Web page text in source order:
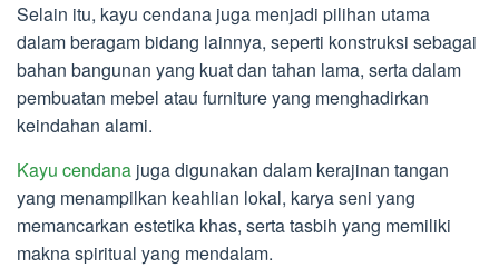
Selain itu, kayu cendana juga menjadi pilihan utama
dalam beragam bidang lainnya, seperti konstruksi sebagai
bahan bangunan yang kuat dan tahan lama, serta dalam
pembuatan mebel atau furniture yang menghadirkan
keindahan alami.
Kayu cendana juga digunakan dalam kerajinan tangan
yang menampilkan keahlian lokal, karya seni yang
memancarkan estetika khas, serta tasbih yang memiliki
makna spiritual yang mendalam.